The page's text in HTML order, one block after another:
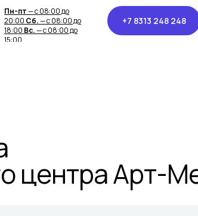
+7 8313 248 248
Пн-пт— с 08:00 до
20:00 Сб.— с 08:00 до
18:00 Вс.— с 08:00 до
15:00
центра Арт-